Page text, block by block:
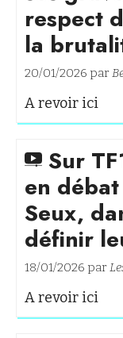
respect
la
20/01/2026 par
A revoir ici
Sur
en
Seux,
définir
18/01/2026 par
A revoir ici